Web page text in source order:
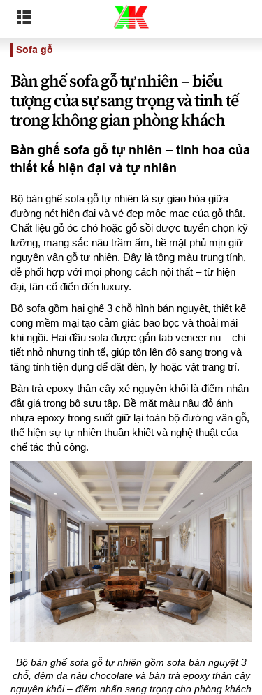
Sofa gỗ
Bàn ghế sofa gỗ tự nhiên – biểu
tượng của sự sang trọng và tinh tế
trong không gian phòng khách
Bàn ghế sofa gỗ tự nhiên – tinh hoa của
thiết kế hiện đại và tự nhiên
Bộ bàn ghế sofa gỗ tự nhiên là sự giao hòa giữa
đường nét hiện đại và vẻ đẹp mộc mạc của gỗ thật.
Chất liệu gỗ óc chó hoặc gỗ sồi được tuyển chọn kỹ
lưỡng, mang sắc nâu trầm ấm, bề mặt phủ mịn giữ
nguyên vân gỗ tự nhiên. Đây là tông màu trung tính,
dễ phối hợp với mọi phong cách nội thất – từ hiện
đại, tân cổ điển đến luxury.
Bộ sofa gồm hai ghế 3 chỗ hình bán nguyệt, thiết kế
cong mềm mại tạo cảm giác bao bọc và thoải mái
khi ngồi. Hai đầu sofa được gắn tab veneer nu – chi
tiết nhỏ nhưng tinh tế, giúp tôn lên độ sang trọng và
tăng tính tiện dụng để đặt đèn, ly hoặc vật trang trí.
Bàn trà epoxy thân cây xẻ nguyên khối là điểm nhấn
đắt giá trong bộ sưu tập. Bề mặt màu nâu đỏ ánh
nhựa epoxy trong suốt giữ lại toàn bộ đường vân gỗ,
thể hiện sự tự nhiên thuần khiết và nghệ thuật của
chế tác thủ công.
Bộ bàn ghế sofa gỗ tự nhiên gồm sofa bán nguyệt 3
chỗ, đệm da nâu chocolate và bàn trà epoxy thân cây
nguyên khối – điểm nhấn sang trọng cho phòng khách